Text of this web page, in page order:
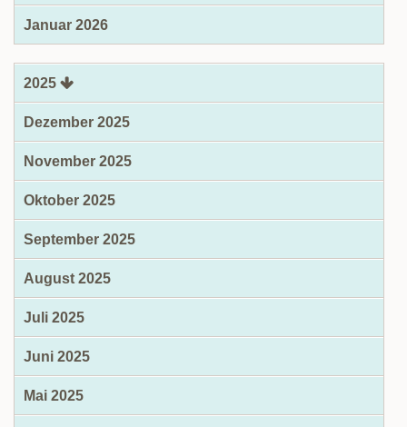
Januar 2026
2025
Dezember 2025
November 2025
Oktober 2025
September 2025
August 2025
Juli 2025
Juni 2025
Mai 2025